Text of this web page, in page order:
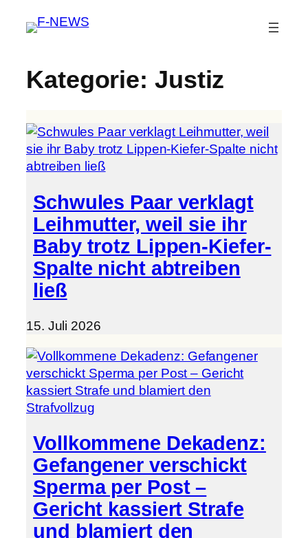
Kategorie: Justiz
Schwules Paar verklagt
Leihmutter, weil sie ihr
Baby trotz Lippen-Kiefer-
Spalte nicht abtreiben
ließ
15. Juli 2026
Vollkommene Dekadenz:
Gefangener verschickt
Sperma per Post –
Gericht kassiert Strafe
und blamiert den